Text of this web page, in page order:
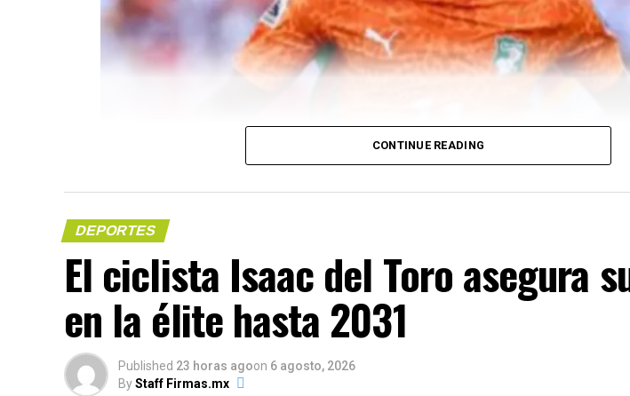
(más…)
Compártelo:
CONTINUE READING
DEPORTES
El ciclista Isaac del Toro asegura
en la élite hasta 2031
Published 23 horas agoon 6 agosto, 2026
ByStaff Firmas.mx